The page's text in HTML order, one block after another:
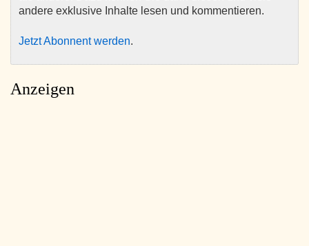
andere exklusive Inhalte lesen und kommentieren.
Jetzt Abonnent werden.
Anzeigen